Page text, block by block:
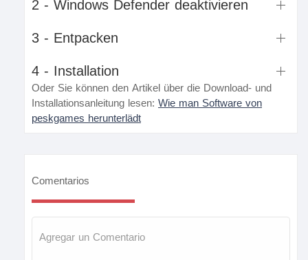
3 - Entpacken
4 - Installation
Oder Sie können den Artikel über die Download- und
Installationsanleitung lesen: Wie man Software von
peskgames herunterlädt
Comentarios